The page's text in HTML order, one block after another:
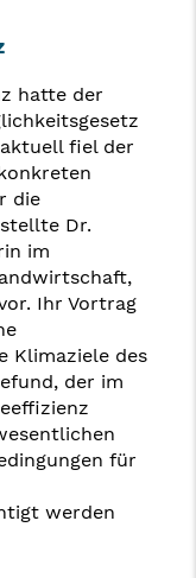
hatte der
fiel der
die
Dr.
im
Ihr Vortrag
Klimaziele des
der im
für
werden